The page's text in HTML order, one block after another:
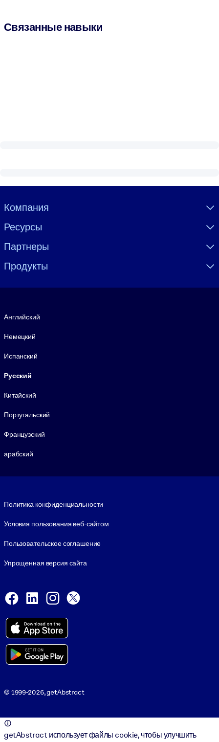
Связанные навыки
Visually hidden Text
Компания
Ресурсы
Партнеры
Продукты
Английский
Немецкий
Испанский
Русский
Китайский
Португальский
Французский
арабский
Политика конфиденциальности
Условия пользования веб-сайтом
Пользовательское соглашение
Упрощенная версия сайта
Facebook
LinkedInInstagram
© 1999-2026, getAbstract
getAbstract использует файлы cookie, чтобы улучшить